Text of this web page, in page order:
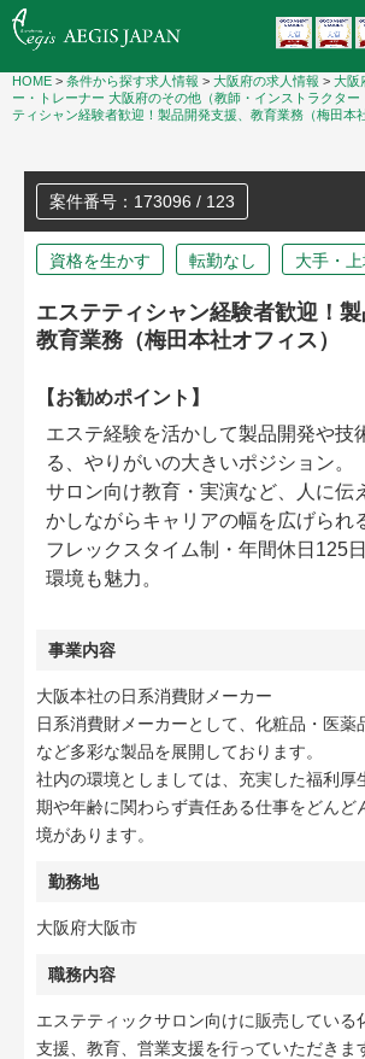
HOME > 条件から探す求人情報 > 大阪府の求人情報 > 大阪
ー・トレーナー 大阪府のその他（教師・インストラクター
ティシャン経験者歓迎！製品開発支援、教育業務（梅田本
案件番号：173096 / 123
資格を生かす 転勤なし 大手・
エステティシャン経験者歓迎！製
教育業務（梅田本社オフィス）
【お勧めポイント】
エステ経験を活かして製品開発や技
る、やりがいの大きいポジション。
サロン向け教育・実演など、人に伝
かしながらキャリアの幅を広げられ
フレックスタイム制・年間休日125
環境も魅力。
事業内容
大阪本社の日系消費財メーカー
日系消費財メーカーとして、化粧品・医薬
など多彩な製品を展開しております。
社内の環境としましては、充実した福利厚
期や年齢に関わらず責任ある仕事をどんど
境があります。
勤務地
大阪府大阪市
職務内容
エステティックサロン向けに販売している
支援、教育、営業支援を行っていただきま